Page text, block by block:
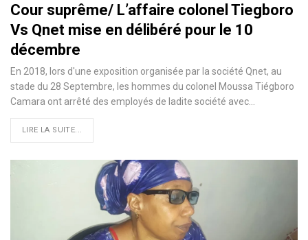
Cour suprême/ L’affaire colonel Tiegboro
Vs Qnet mise en délibéré pour le 10
décembre
En 2018, lors d'une exposition organisée par la société Qnet, au
stade du 28 Septembre, les hommes du colonel Moussa Tiégboro
Camara ont arrêté des employés de ladite société avec…
LIRE LA SUITE...